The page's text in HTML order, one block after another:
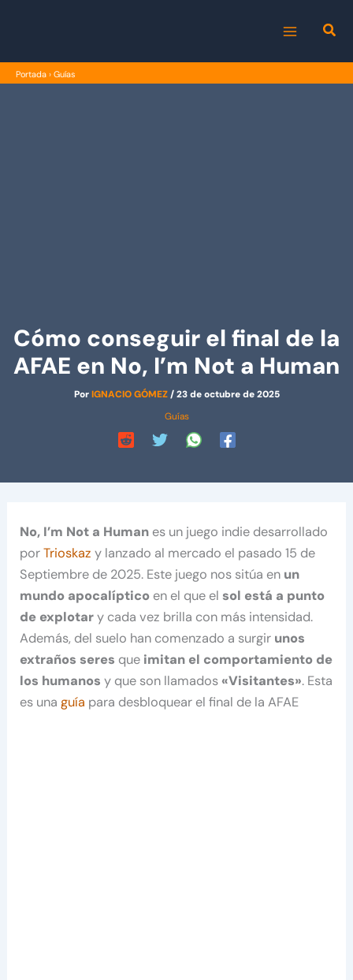
MENU
Portada › Guías
Cómo conseguir el final de la
AFAE en No, I’m Not a Human
PorIGNACIO GÓMEZ/23 de octubre de 2025
Guías
No, I’m Not a Human es un juego indie desarrollado
porTrioskaz y lanzado al mercado el pasado 15 de
Septiembre de 2025. Este juego nos sitúa en un
mundo apocalíptico en el que elsol está a punto
de explotary cada vez brilla con más intensidad.
Además, del suelo han comenzado a surgir unos
extraños seres que imitan el comportamiento de
los humanos y que son llamados «Visitantes». Esta
es unaguía para desbloquear el final de la AFAE